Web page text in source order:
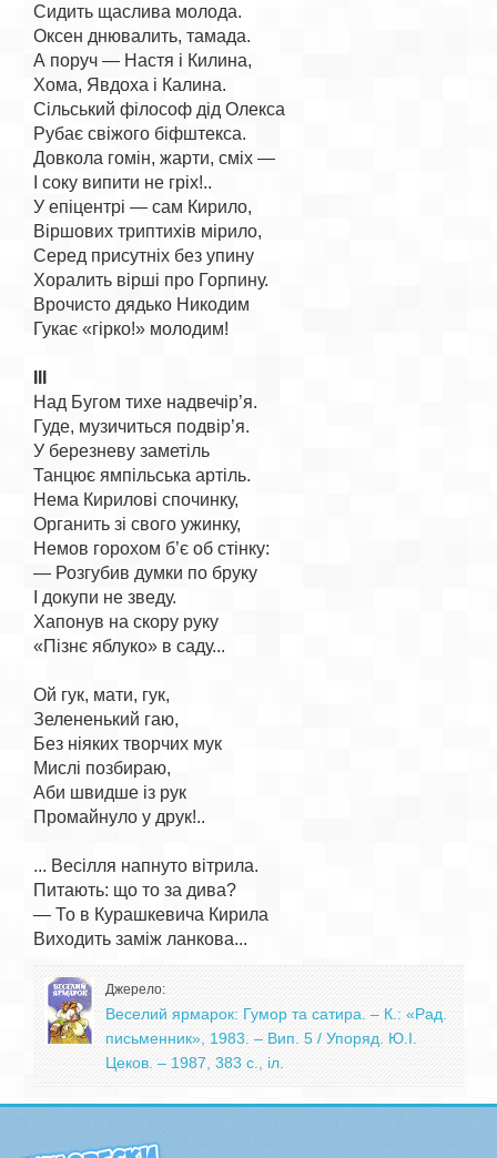
Сидить щаслива молода.
Оксен днювалить, тамада.
А поруч — Настя і Килина,
Хома, Явдоха і Калина.
Сільський філософ дід Олекса
Рубає свіжого біфштекса.
Довкола гомін, жарти, сміх —
І соку випити не гріх!..
У епіцентрі — сам Кирило,
Віршових триптихів мірило,
Серед присутніх без упину
Хоралить вірші про Горпину.
Врочисто дядько Никодим
Гукає «гірко!» молодим!
Над Бугом тихе надвечір’я.
Гуде, музичиться подвір’я.
У березневу заметіль
Танцює ямпільська артіль.
Нема Кирилові спочинку,
Органить зі свого ужинку,
Немов горохом б’є об стінку:
— Розгубив думки по бруку
І докупи не зведу.
Хапонув на скору руку
«Пізнє яблуко» в саду...
Ой гук, мати, гук,
Зелененький гаю,
Без ніяких творчих мук
Мислі позбираю,
Аби швидше із рук
Промайнуло у друк!..
... Весілля напнуто вітрила.
Питають: що то за дива?
— То в Курашкевича Кирила
Джерело:
Веселий ярмарок: Гумор та сатира. – К.: «Рад.
письменник», 1983. – Вип. 5 / Упоряд. Ю.І.
Цеков. – 1987, 383 с., іл.